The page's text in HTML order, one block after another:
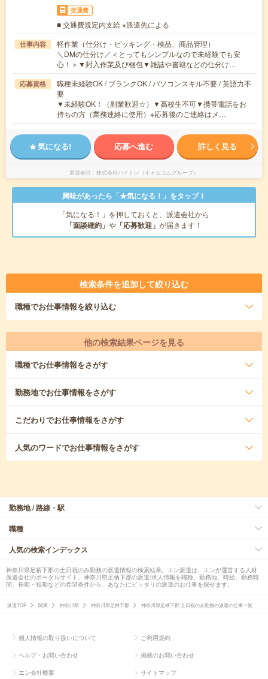
交通費
■ 交通費規定内支給 ※派遣先による
仕事内容
軽作業（仕分け・ピッキング・検品、商品管理）
＼DMの仕分け／＜とってもシンプルなので未経験でも安
心！＞▼封入作業及び梱包▼雑誌や書籍などの仕分け…
応募資格
職種未経験OK / ブランクOK / パソコンスキル不要 / 英語力不
要
▼未経験OK！（副業歓迎☆）▼高校生不可▼携帯電話をお
持ちの方（業務連絡に使用）※応募後のご連絡はメ…
気になる! 応募へ進む 詳しく見る
派遣会社 株式会社バイトレ（キャムコムグループ）
興味があったら「★気になる！」をタップ！
「気になる！」を押しておくと、派遣会社から
「面談確約」 や 「応募歓迎」 が届きます！
検索条件を追加して絞り込む
職種でお仕事情報を絞り込む
他の検索結果ページを見る
職種でお仕事情報をさがす
勤務地でお仕事情報をさがす
こだわりでお仕事情報をさがす
人気のワードでお仕事情報をさがす
勤務地 / 路線・駅
職種
人気の検索インデックス
神奈川県足柄下郡の土日祝のみ勤務の派遣情報の検索結果。エン派遣は、エンが運営する人材
派遣会社のポータルサイト。神奈川県足柄下郡の派遣/求人情報を職種、勤務地、時給、勤務時
間、長期・短期などの希望条件から、あなたにピッタリの派遣のお仕事を探せます。
派遣TOP 関東 神奈川県 神奈川県足柄下郡 神奈川県足柄下郡 土日祝のみ勤務の派遣の仕事一覧
個人情報の取り扱いについて ご利用規約
ヘルプ・お問い合わせ 掲載のお問い合わせ
エン会社概要 サイトマップ